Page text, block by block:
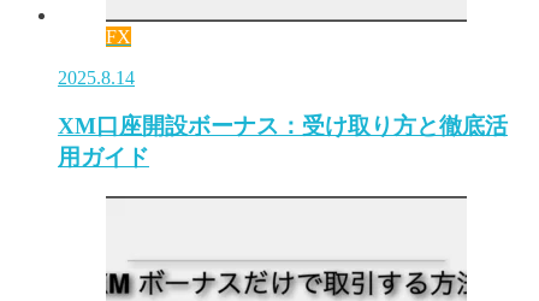
FX
2025.8.14
XM口座開設ボーナス：受け取り方と徹底活
用ガイド